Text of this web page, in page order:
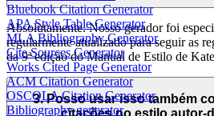
Bluebook Citation Generator
APA Style Table Generator
MLA Bibliography Generator
Cite Sources Generator
Works Cited Page Generator
ACM Citation Generator
OSCOLA Citation Generator
Bibliography generator
Absolutamente. Nosso gerador foi
regularmente atualizado para seguir as
da 9ª edição do Manual de Estilo de
3. Posso usar isso também
citações no estilo autor-